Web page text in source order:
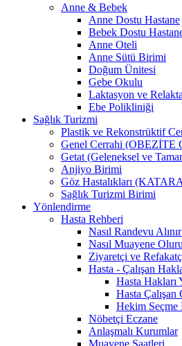
Anne & Bebek
Anne Dostu Hastane
Bebek Dostu
Anne Oteli
Anne Sütü Birimi
Doğum Ünitesi
Gebe Okulu
Laktasyon ve
Ebe Polikliniği
Sağlık Turizmi
Plastik ve Rekonstrüktif
Genel Cerrahi (OBEZİTE
Getat (Geleneksel ve
Anjiyo Birimi
Göz Hastalıkları
Sağlık Turizmi Birimi
Yönlendirme
Hasta Rehberi
Nasıl Randevu
Nasıl Muayene
Ziyaretçi ve
Hasta - Çalışan
Hasta Hakları
Hasta
Hekim Seçme
Nöbetçi Eczane
Anlaşmalı Kurumlar
Muayene Saatleri